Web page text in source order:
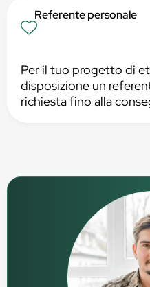
Referente personale
Per il tuo progetto di
disposizione un
richiesta fino alla